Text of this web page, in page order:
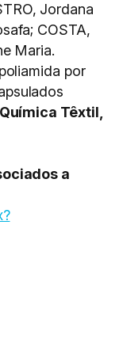
Jordana
COSTA,
Maria.
por
Química Têxtil,
a